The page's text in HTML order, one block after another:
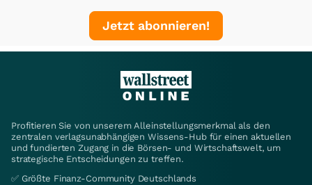
Jetzt abonnieren!
Profitieren Sie von unserem Alleinstellungsmerkmal als den
zentralen verlagsunabhängigen Wissens-Hub für einen aktuellen
und fundierten Zugang in die Börsen- und Wirtschaftswelt, um
strategische Entscheidungen zu treffen.
✅ Größte Finanz-Community Deutschlands